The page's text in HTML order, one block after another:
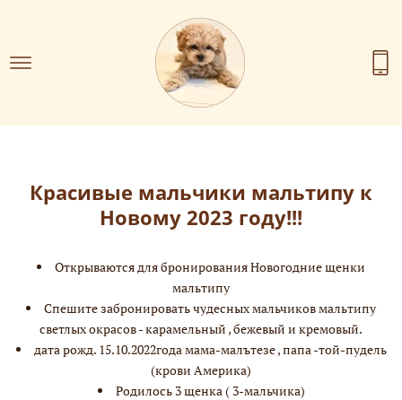
Красивые мальчики мальтипу к
Новому 2023 году!!!
Открываются для бронирования Новогодние щенки
мальтипу
Спешите забронировать чудесных мальчиков мальтипу
светлых окрасов - карамельный , бежевый и кремовый.
дата рожд. 15.10.2022года мама-малътезе , папа -той-пудель
(крови Америка)
Родилось 3 щенка ( 3-мальчика)